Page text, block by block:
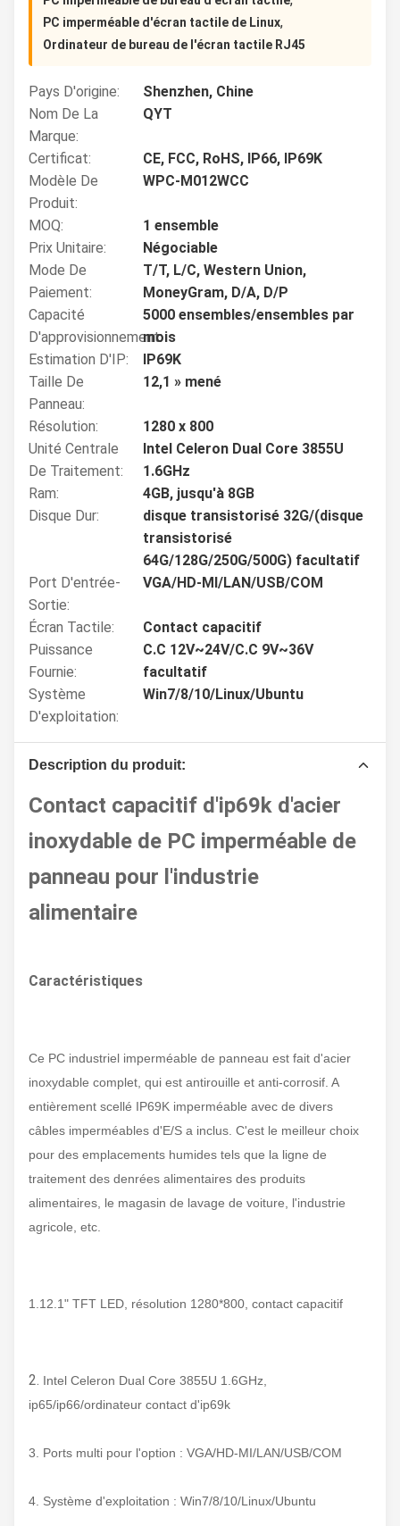
PC imperméable d'écran tactile de Linux,
Ordinateur de bureau de l'écran tactile RJ45
Pays D'origine:
Shenzhen, Chine
Nom De La
Marque:
QYT
Certificat:
CE, FCC, RoHS, IP66, IP69K
Modèle De
Produit:
WPC-M012WCC
MOQ:
1 ensemble
Prix Unitaire:
Négociable
Mode De
Paiement:
T/T, L/C, Western Union,
MoneyGram, D/A, D/P
Capacité
D'approvisionnement:
5000 ensembles/ensembles par
mois
Estimation D'IP:
IP69K
Taille De
Panneau:
12,1 » mené
Résolution:
1280 x 800
Unité Centrale
De Traitement:
Intel Celeron Dual Core 3855U
1.6GHz
Ram:
4GB, jusqu'à 8GB
Disque Dur:
disque transistorisé 32G/(disque
transistorisé
64G/128G/250G/500G) facultatif
Port D'entrée-
Sortie:
VGA/HD-MI/LAN/USB/COM
Écran Tactile:
Contact capacitif
Puissance
Fournie:
C.C 12V~24V/C.C 9V~36V
facultatif
Système
D'exploitation:
Win7/8/10/Linux/Ubuntu
Description du produit:
Contact capacitif d'ip69k d'acier
inoxydable de PC imperméable de
panneau pour l'industrie
alimentaire
Caractéristiques
Ce PC industriel imperméable de panneau est fait d'acier
inoxydable complet, qui est antirouille et anti-corrosif. A
entièrement scellé IP69K imperméable avec de divers
câbles imperméables d'E/S a inclus. C'est le meilleur choix
pour des emplacements humides tels que la ligne de
traitement des denrées alimentaires des produits
alimentaires, le magasin de lavage de voiture, l'industrie
agricole, etc.
1.12.1" TFT LED, résolution 1280*800, contact capacitif
2. Intel Celeron Dual Core 3855U 1.6GHz,
ip65/ip66/ordinateur contact d'ip69k
3. Ports multi pour l'option : VGA/HD-MI/LAN/USB/COM
4. Système d'exploitation : Win7/8/10/Linux/Ubuntu